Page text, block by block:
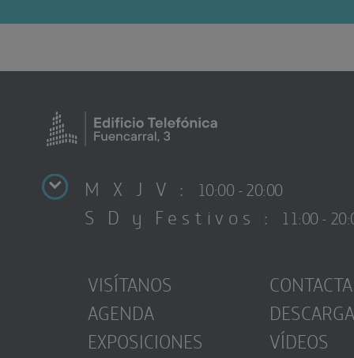
M X J V : 10:00 - 20:00
S D y Festivos : 11:00 -
VISÍTANOS
AGENDA
EXPOSICIONES
CONTACTA
VÍDEOS